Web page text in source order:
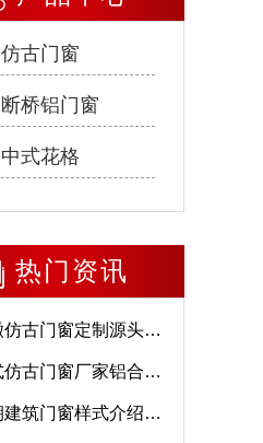
仿古门窗
断桥铝门窗
中式花格
热门资讯
安徽仿古门窗定制源头厂家 好打理免维护-冠墅阳光
中式仿古门窗厂家铝合金仿古门窗定制 5年质保
明朝建筑门窗样式介绍——冠墅阳光